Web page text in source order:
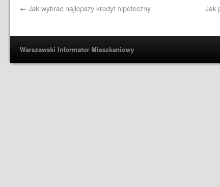
← Jak wybrać najlepszy kredyt hipoteczny Jak
Warszawski Informator Mieszkaniowy